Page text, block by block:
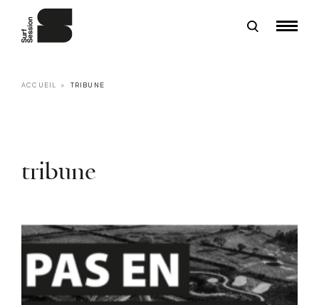
ACCUEIL TRIBUNE
tribune